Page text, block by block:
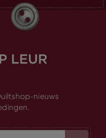
nieuws